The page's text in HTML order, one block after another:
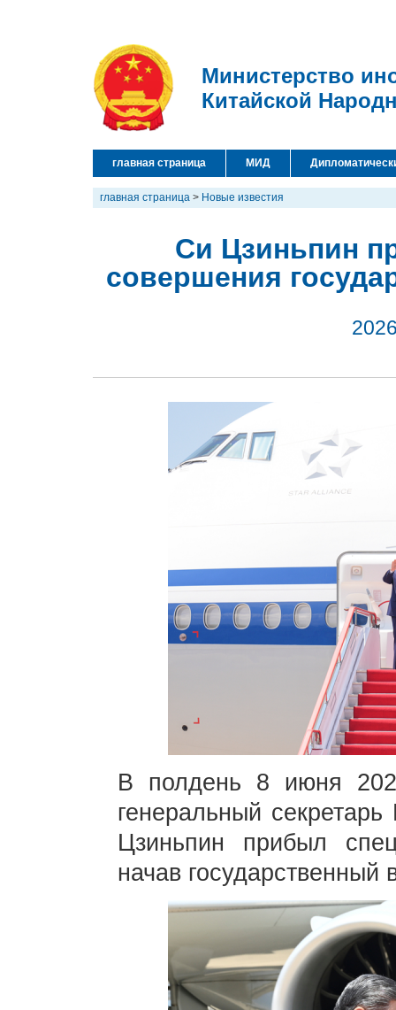
Министерство
Китайской
главная страница МИД
главная страница > Новые известия
Си Цзиньпин
совершения
В полдень 8 июня
генеральный
Цзиньпин прибыл
начав государственный